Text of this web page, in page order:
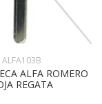
ALFA103B
ALFA ROMERO
REGATA